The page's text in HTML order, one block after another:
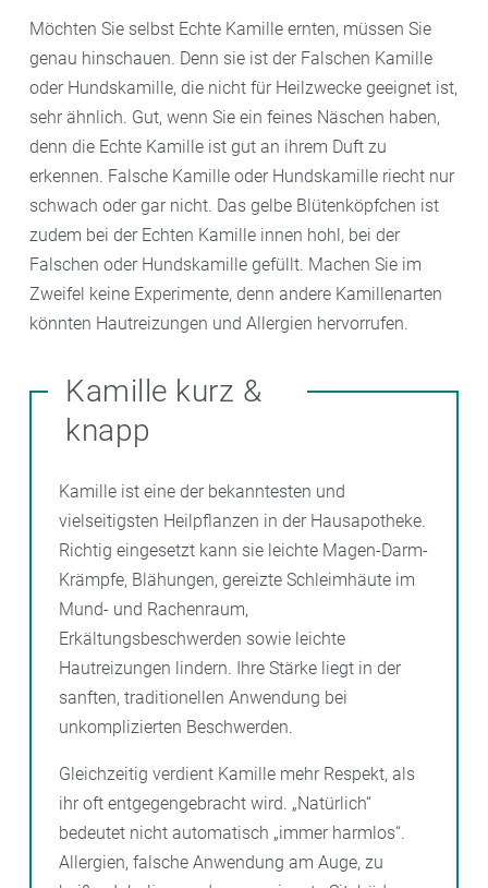
Möchten Sie selbst Echte Kamille ernten, müssen Sie
genau hinschauen. Denn sie ist der Falschen Kamille
oder Hundskamille, die nicht für Heilzwecke geeignet ist,
sehr ähnlich. Gut, wenn Sie ein feines Näschen haben,
denn die Echte Kamille ist gut an ihrem Duft zu
erkennen. Falsche Kamille oder Hundskamille riecht nur
schwach oder gar nicht. Das gelbe Blütenköpfchen ist
zudem bei der Echten Kamille innen hohl, bei der
Falschen oder Hundskamille gefüllt. Machen Sie im
Zweifel keine Experimente, denn andere Kamillenarten
könnten Hautreizungen und Allergien hervorrufen.
Kamille kurz &
knapp
Kamille ist eine der bekanntesten und
vielseitigsten Heilpflanzen in der Hausapotheke.
Richtig eingesetzt kann sie leichte Magen-Darm-
Krämpfe, Blähungen, gereizte Schleimhäute im
Mund- und Rachenraum,
Erkältungsbeschwerden sowie leichte
Hautreizungen lindern. Ihre Stärke liegt in der
sanften, traditionellen Anwendung bei
unkomplizierten Beschwerden.
Gleichzeitig verdient Kamille mehr Respekt, als
ihr oft entgegengebracht wird. „Natürlich“
bedeutet nicht automatisch „immer harmlos“.
Allergien, falsche Anwendung am Auge, zu